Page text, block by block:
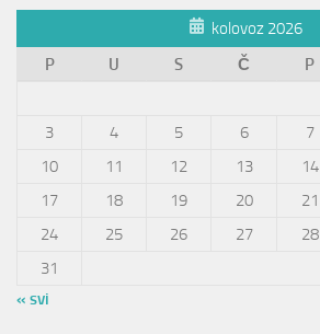
kolovoz 2026
P
U S Č P
3
4 5 6 7
10
11 12 13 14
17
18 19 20 21
24
25 26 27 28
31
« svi